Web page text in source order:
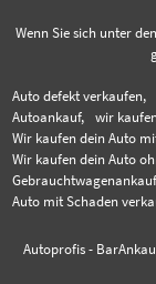
Wenn Sie sich unter
Auto defekt verkaufen,
Autoankauf,
wir
Wir kaufen dein Auto
Wir kaufen dein Auto
Auto mit Schaden
Autoprofis -